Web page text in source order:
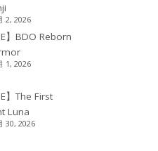
2, 2026
】BDO Reborn
1, 2026
】The First
Luna
30, 2026